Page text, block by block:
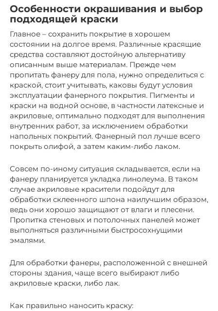
Особенности окрашивания и выбор
подходящей краски
Главное – сохранить покрытие в хорошем
состоянии на долгое время. Различные красящие
средства составляют достойную альтернативу
описанным выше материалам. Прежде чем
пропитать фанеру для пола, нужно определиться с
краской, стоит учитывать, каковы будут условия
эксплуатации фанерного покрытия. Пигменты и
краски на водной основе, в частности латексные и
акриловые, оптимально подходят для выполнения
внутренних работ, за исключением обработки
напольных покрытий. Фанерный пол лучше всего
покрыть олифой, а затем каким-либо лаком.
Совсем по-иному ситуация складывается, если на
фанеру планируется укладка линолеума. В таком
случае акриловые красители подойдут для
обработки склеенного шпона наилучшим образом,
ведь они хорошо защищают от влаги и плесени.
Пропитка стеновых и потолочных панелей может
выполняться различными быстросохнущими
эмалями.
Для обработки фанеры, расположенной с внешней
стороны здания, чаще всего выбирают либо
акриловые краски, либо лак.
Как правильно наносить краску: